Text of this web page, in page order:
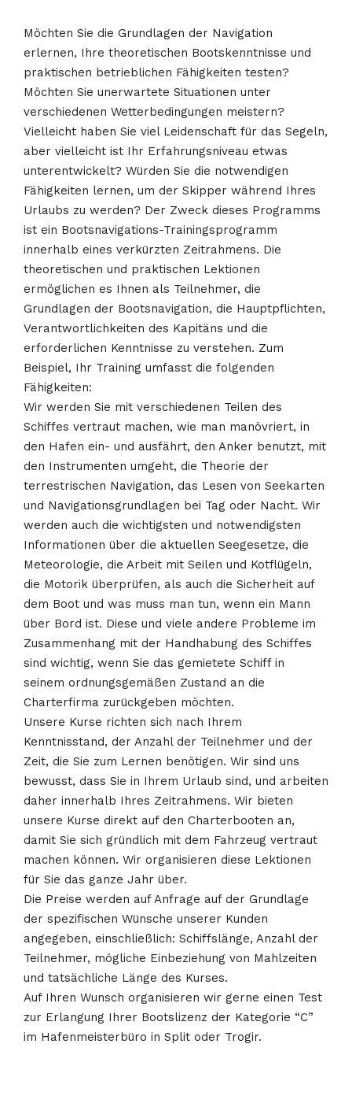
Möchten Sie die Grundlagen der Navigation
erlernen, Ihre theoretischen Bootskenntnisse und
praktischen betrieblichen Fähigkeiten testen?
Möchten Sie unerwartete Situationen unter
verschiedenen Wetterbedingungen meistern?
Vielleicht haben Sie viel Leidenschaft für das Segeln,
aber vielleicht ist Ihr Erfahrungsniveau etwas
unterentwickelt? Würden Sie die notwendigen
Fähigkeiten lernen, um der Skipper während Ihres
Urlaubs zu werden? Der Zweck dieses Programms
ist ein Bootsnavigations-Trainingsprogramm
innerhalb eines verkürzten Zeitrahmens. Die
theoretischen und praktischen Lektionen
ermöglichen es Ihnen als Teilnehmer, die
Grundlagen der Bootsnavigation, die Hauptpflichten,
Verantwortlichkeiten des Kapitäns und die
erforderlichen Kenntnisse zu verstehen. Zum
Beispiel, Ihr Training umfasst die folgenden
Fähigkeiten:
Wir werden Sie mit verschiedenen Teilen des
Schiffes vertraut machen, wie man manövriert, in
den Hafen ein- und ausfährt, den Anker benutzt, mit
den Instrumenten umgeht, die Theorie der
terrestrischen Navigation, das Lesen von Seekarten
und Navigationsgrundlagen bei Tag oder Nacht. Wir
werden auch die wichtigsten und notwendigsten
Informationen über die aktuellen Seegesetze, die
Meteorologie, die Arbeit mit Seilen und Kotflügeln,
die Motorik überprüfen, als auch die Sicherheit auf
dem Boot und was muss man tun, wenn ein Mann
über Bord ist. Diese und viele andere Probleme im
Zusammenhang mit der Handhabung des Schiffes
sind wichtig, wenn Sie das gemietete Schiff in
seinem ordnungsgemäßen Zustand an die
Charterfirma zurückgeben möchten.
Unsere Kurse richten sich nach Ihrem
Kenntnisstand, der Anzahl der Teilnehmer und der
Zeit, die Sie zum Lernen benötigen. Wir sind uns
bewusst, dass Sie in Ihrem Urlaub sind, und arbeiten
daher innerhalb Ihres Zeitrahmens. Wir bieten
unsere Kurse direkt auf den Charterbooten an,
damit Sie sich gründlich mit dem Fahrzeug vertraut
machen können. Wir organisieren diese Lektionen
für Sie das ganze Jahr über.
Die Preise werden auf Anfrage auf der Grundlage
der spezifischen Wünsche unserer Kunden
angegeben, einschließlich: Schiffslänge, Anzahl der
Teilnehmer, mögliche Einbeziehung von Mahlzeiten
und tatsächliche Länge des Kurses.
Auf Ihren Wunsch organisieren wir gerne einen Test
zur Erlangung Ihrer Bootslizenz der Kategorie “C”
im Hafenmeisterbüro in Split oder Trogir.